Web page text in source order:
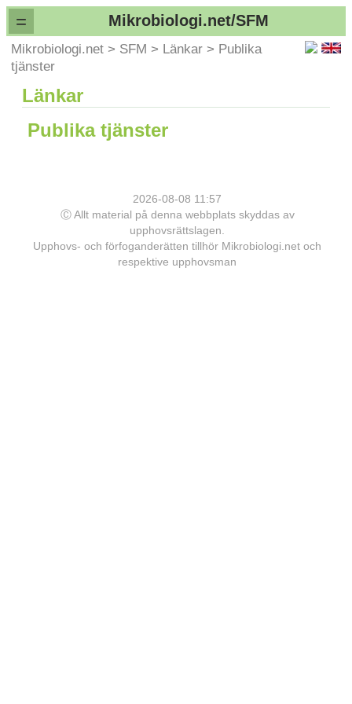
= Mikrobiologi.net/SFM
Mikrobiologi.net > SFM > Länkar > Publika
tjänster
Länkar
Publika tjänster
2026-08-08 11:57
Ⓒ Allt material på denna webbplats skyddas av
upphovsrättslagen.
Upphovs- och förfoganderätten tillhör Mikrobiologi.net och
respektive upphovsman